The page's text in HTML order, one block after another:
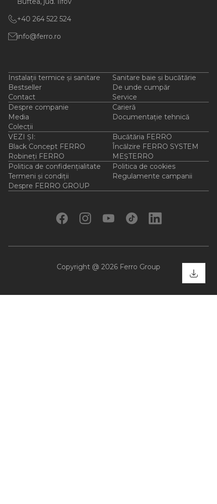
+40 264 522 524
info@ferro.ro
Instalații termice și sanitare
Sanitare baie și bucătărie
Bestseller
De unde cumpăr
Contact
Service
Despre companie
Carieră
Media
Documentație tehnică
Colecții
VEZI ȘI:
Bucătăria FERRO
Black Concept FERRO
Încălzire FERRO SYSTEM
Robineți FERRO
MEȘTERRO
Politica de confidențialitate
Politica de cookies
Termeni și condiții
Regulamente campanii
Despre FERRO GROUP
Copyright @ 2026 Ferro Group